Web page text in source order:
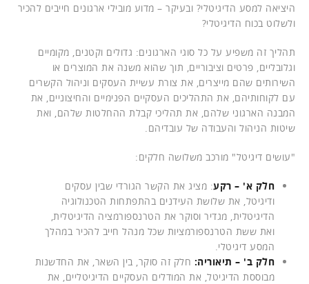
היציאה למסע הדיגיטלי? ובעיקר – מדוע מובילי ארגונים חייבים להכיר
ולשלוט בכוח הדיגיטלי?
תהליך זה משפיע על כל סוגי הארגונים: גדולים וקטנים, מקומיים
וגלובליים, פרטים וציבוריים, תוך שהוא משנה את המוצרים או
השירותים שהם מייצרים, את צורת עשיית העסקים וניהול הקשרים
עם לקוחותיהם, את התהליכים העסקיים הפנימיים והחיצוניים, את
המבנה הארגוני שלהם, את תהליכי קבלת ההחלטות שלהם, ואת
שיטות הניהול והעבודה של עובדיהם.
"עושים דיגיטל" מורכב משלושה חלקים:
חלק א' – רקע: מציג את הקשר הגורדי שבין עסקים
ודיגיטל, את שלושת העידנים בהתפתחות הטכנולוגיה
הדיגיטלית, מגדיר וסוקר את הטרנספורמציה הדיגיטלית,
ואת ששת הטרנספורמציות שכל מנהל חייב להכיר במהלך
המסע דיגיטלי.
חלק ב' – תיאוריה: חלק זה סוקר, בין השאר, את החדשנות
מבוססת הדיגיטל, את המודלים העסקיים הדיגיטליים, את